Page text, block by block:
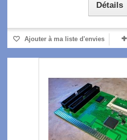
Détails
Ajouter à ma liste d'envies